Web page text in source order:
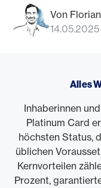
Von
14.05.2025
Alles
Inhaberinnen
Platinum Card
höchsten Status,
üblichen
Kernvorteilen
Prozent,